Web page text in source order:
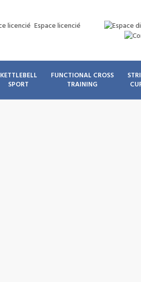
Espace licencié
KETTLEBELL
SPORT
FUNCTIONAL CROSS
TRAINING